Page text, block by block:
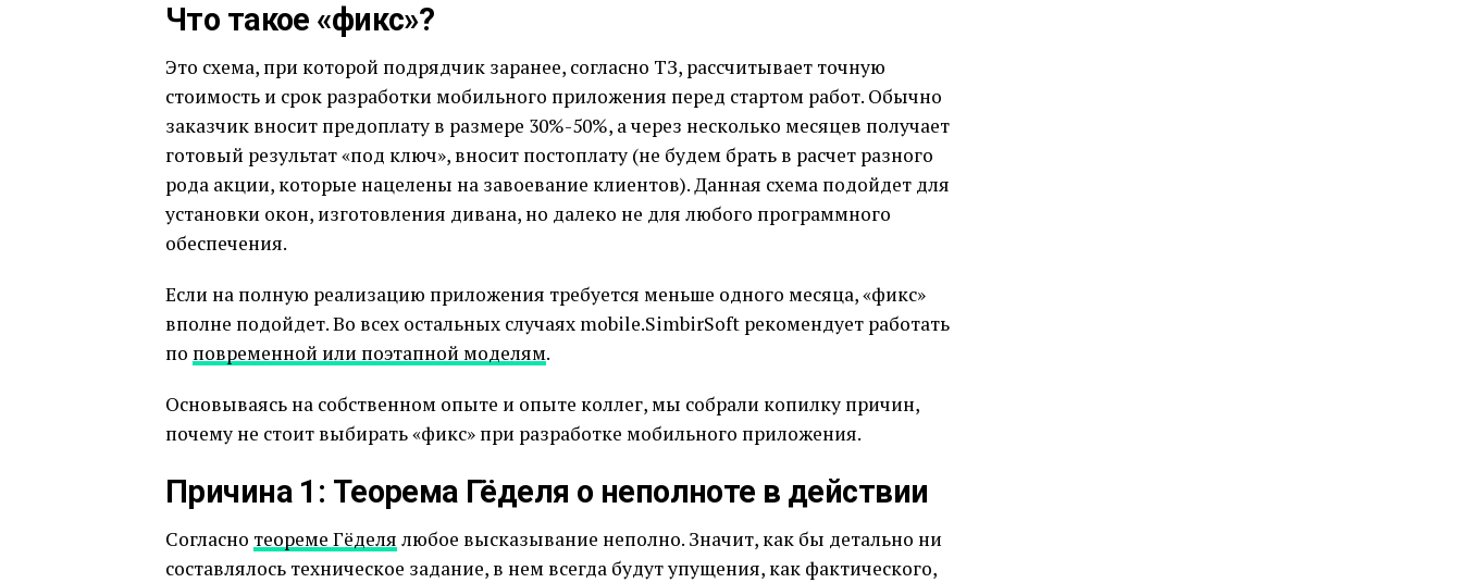
Что такое «фикс»?
Это схема, при которой подрядчик заранее, согласно ТЗ, рассчитывает точную
стоимость и срок разработки мобильного приложения перед стартом работ. Обычно
заказчик вносит предоплату в размере 30%-50%, а через несколько месяцев получает
готовый результат «под ключ», вносит постоплату (не будем брать в расчет разного
рода акции, которые нацелены на завоевание клиентов). Данная схема подойдет для
установки окон, изготовления дивана, но далеко не для любого программного
обеспечения.
Если на полную реализацию приложения требуется меньше одного месяца, «фикс»
вполне подойдет. Во всех остальных случаях mobile.SimbirSoft рекомендует работать
по повременной или поэтапной моделям.
Основываясь на собственном опыте и опыте коллег, мы собрали копилку причин,
почему не стоит выбирать «фикс» при разработке мобильного приложения.
Причина 1: Теорема Гёделя о неполноте в действии
Согласно теореме Гёделя любое высказывание неполно. Значит, как бы детально ни
составлялось техническое задание, в нем всегда будут упущения, как фактического,